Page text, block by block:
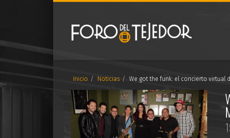
Inicio Noticias ​We got the funk: el concierto virtual